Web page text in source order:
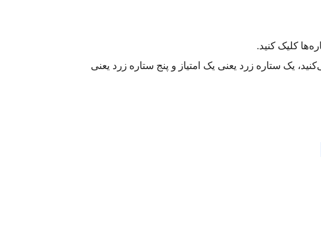
کلیک کنید.
یک ستاره زرد یعنی یک امتیاز و پنج ستاره زرد یعنی